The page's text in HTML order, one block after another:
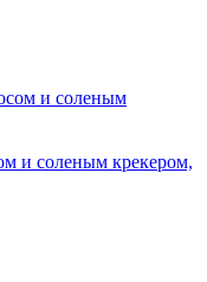
и соленым крекером,